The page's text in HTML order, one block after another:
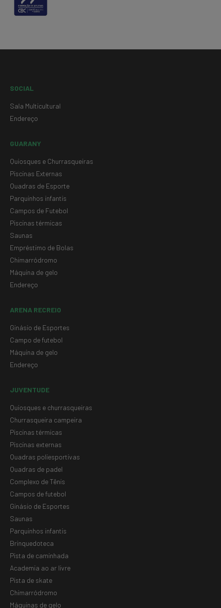
SOCIAL
Sala Multicultural
Endereço
GUARANY
Quiosques e Churrasqueiras
Piscinas Externas
Quadras de Esporte
Parquinhos infantis
Campos de Futebol
Piscinas térmicas
Saunas
Empréstimo de Bolas
Chimarródromo
Máquina de gelo
Endereço
ARENA RECREIO
Ginásio de Esportes
Campo de futebol
Máquina de gelo
Endereço
JUVENTUDE
Quiosques e churrasqueiras
Churrasqueira campeira
Piscinas térmicas
Piscinas externas
Quadras poliesportivas
Quadras de padel
Complexo de Tênis
Campos de futebol
Ginásio de Esportes
Saunas
Parquinhos infantis
Brinquedoteca
Pista de caminhada
Academia ao ar livre
Pista de skate
Chimarródromo
Máquinas de gelo